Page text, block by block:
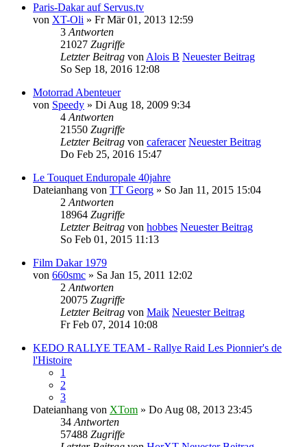
Paris-Dakar auf Servus.tv
von XT-Oli » Fr Mär 01, 2013 12:59
3 Antworten
21027 Zugriffe
Letzter Beitrag von Alois B Neuester Beitrag
So Sep 18, 2016 12:08
Motorrad Abenteuer
von Speedy » Di Aug 18, 2009 9:34
4 Antworten
21550 Zugriffe
Letzter Beitrag von caferacer Neuester Beitrag
Do Feb 25, 2016 15:47
Le Touquet Enduropale 40jahre
Dateianhang von TT Georg » So Jan 11, 2015 15:04
2 Antworten
18964 Zugriffe
Letzter Beitrag von hobbes Neuester Beitrag
So Feb 01, 2015 11:13
Film Dakar 1979
von 660smc » Sa Jan 15, 2011 12:02
2 Antworten
20075 Zugriffe
Letzter Beitrag von Maik Neuester Beitrag
Fr Feb 07, 2014 10:08
KEDO RALLYE TEAM - Rallye Raid Les Pionnier's de
l'Histoire
1
2
3
Dateianhang von XTom » Do Aug 08, 2013 23:45
34 Antworten
57488 Zugriffe